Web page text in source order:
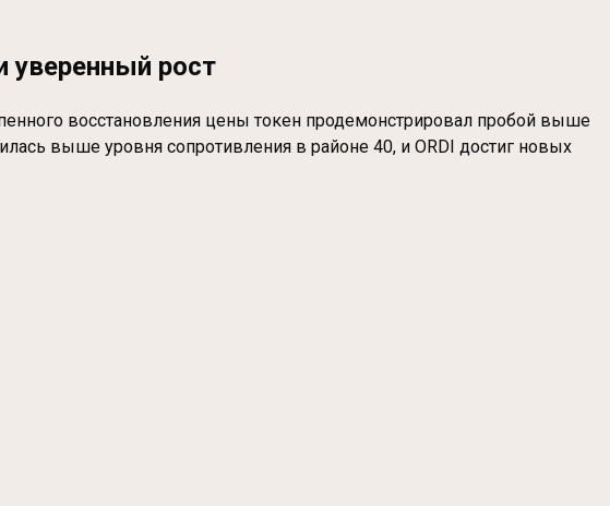
уверенный рост
восстановления цены токен продемонстрировал пробой выше
выше уровня сопротивления в районе 40, и ORDI достиг новых